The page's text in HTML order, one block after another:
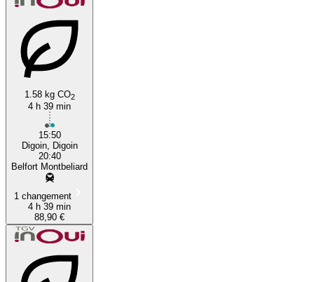
Digoin
1.58 kg CO2
4 h 39 min
15:50
Digoin, Digoin
20:40
Belfort Montbeliard
1 changement
4 h 39 min
88,90 €